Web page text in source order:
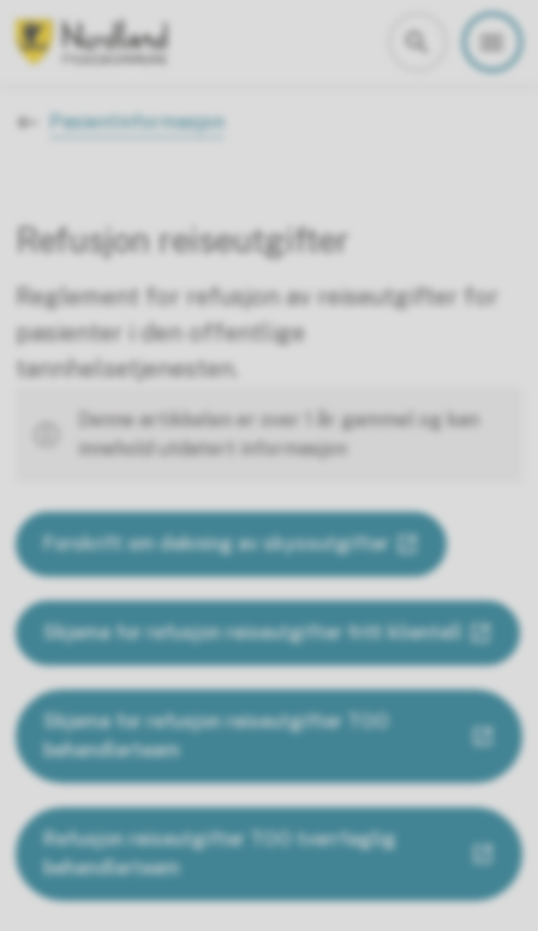
Du er her:
Pasientinformasjon
Refusjon reiseutgifter
Reglement for refusjon av reiseutgifter for
pasienter i den offentlige
tannhelsetjenesten.
Denne artikkelen er over 1 år gammel og kan
innehold utdatert informasjon
Forskrift om dekning av skyssutgifter
Skjema for refusjon reiseutgifter fritt klientell
Skjema for refusjon reiseutgifter TOO
behandlerteam
Refusjon reiseutgifter TOO tverrfaglig
behandlerteam